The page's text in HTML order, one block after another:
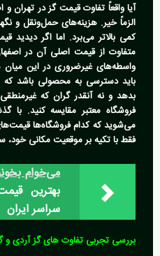
آیا واقعاً تفاوت قیمت گز در تهران و
الزماً خیر. هزینه‌های حمل‌ونقل و
کمی بالاتر می‌برد. اما اگر
متفاوت از قیمت اصلی آن در
واسطه‌های غیرضروری در این
باید دسترسی به محصولی باشد که
بدهد و نه آنقدر گران که
فروشگاه معتبر مقایسه کنید.
می‌شوید که کدام فروشگاه‌ها
فقط با تکیه بر موقعیت مکانی
می‌خوام
بهترین
سراسر ایران
بررسی تجربی تفاوت های گز آردی و